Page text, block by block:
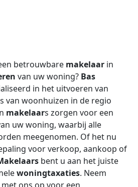
betrouwbare makelaar in
van uw woning? Bas
in het uitvoeren van
s van woonhuizen in de regio
makelaars zorgen voor een
uw woning, waarbij alle
meegenomen. Of het nu
voor verkoop, aankoop of
bent u aan het juiste
woningtaxaties. Neem